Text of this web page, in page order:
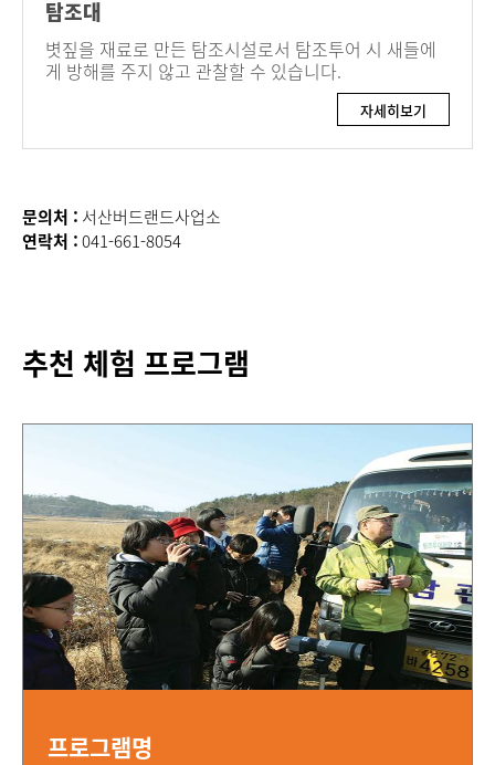
탐조대
볏짚을 재료로 만든 탐조시설로서 탐조투어 시 새들에
게 방해를 주지 않고 관찰할 수 있습니다.
자세히보기
문의처 : 서산버드랜드사업소
연락처 :041-661-8054
추천 체험 프로그램
프로그램명